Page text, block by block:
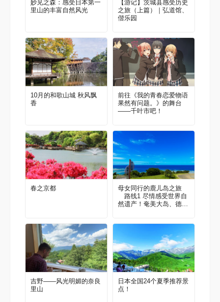
妙见之森：感受日本第一
里山的丰富自然风光
【游记】茨城县感受历史
之旅（上篇）｜弘道馆、
偕乐园
10月的和歌山城 秋风飘
香
前往《我的青春恋爱物语
果然有问题。》的舞台
——千叶市吧！
春之京都
母女同行的鹿儿岛之旅
路线1 尽情感受世界自
然遗产！奄美大岛、德之
吉野——风光明媚的奈良
里山
日本全国24个夏季推荐景
点！